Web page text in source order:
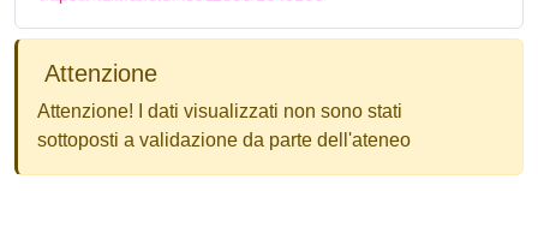
Attenzione
Attenzione! I dati visualizzati non sono stati
sottoposti a validazione da parte dell'ateneo